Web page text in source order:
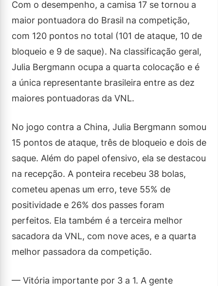
Com o desempenho, a camisa 17 se tornou a
maior pontuadora do Brasil na competição,
com 120 pontos no total (101 de ataque, 10 de
bloqueio e 9 de saque). Na classificação geral,
Julia Bergmann ocupa a quarta colocação e é
a única representante brasileira entre as dez
maiores pontuadoras da VNL.
No jogo contra a China, Julia Bergmann somou
15 pontos de ataque, três de bloqueio e dois de
saque. Além do papel ofensivo, ela se destacou
na recepção. A ponteira recebeu 38 bolas,
cometeu apenas um erro, teve 55% de
positividade e 26% dos passes foram
perfeitos. Ela também é a terceira melhor
sacadora da VNL, com nove aces, e a quarta
melhor passadora da competição.
— Vitória importante por 3 a 1. A gente